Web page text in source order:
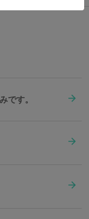
です。